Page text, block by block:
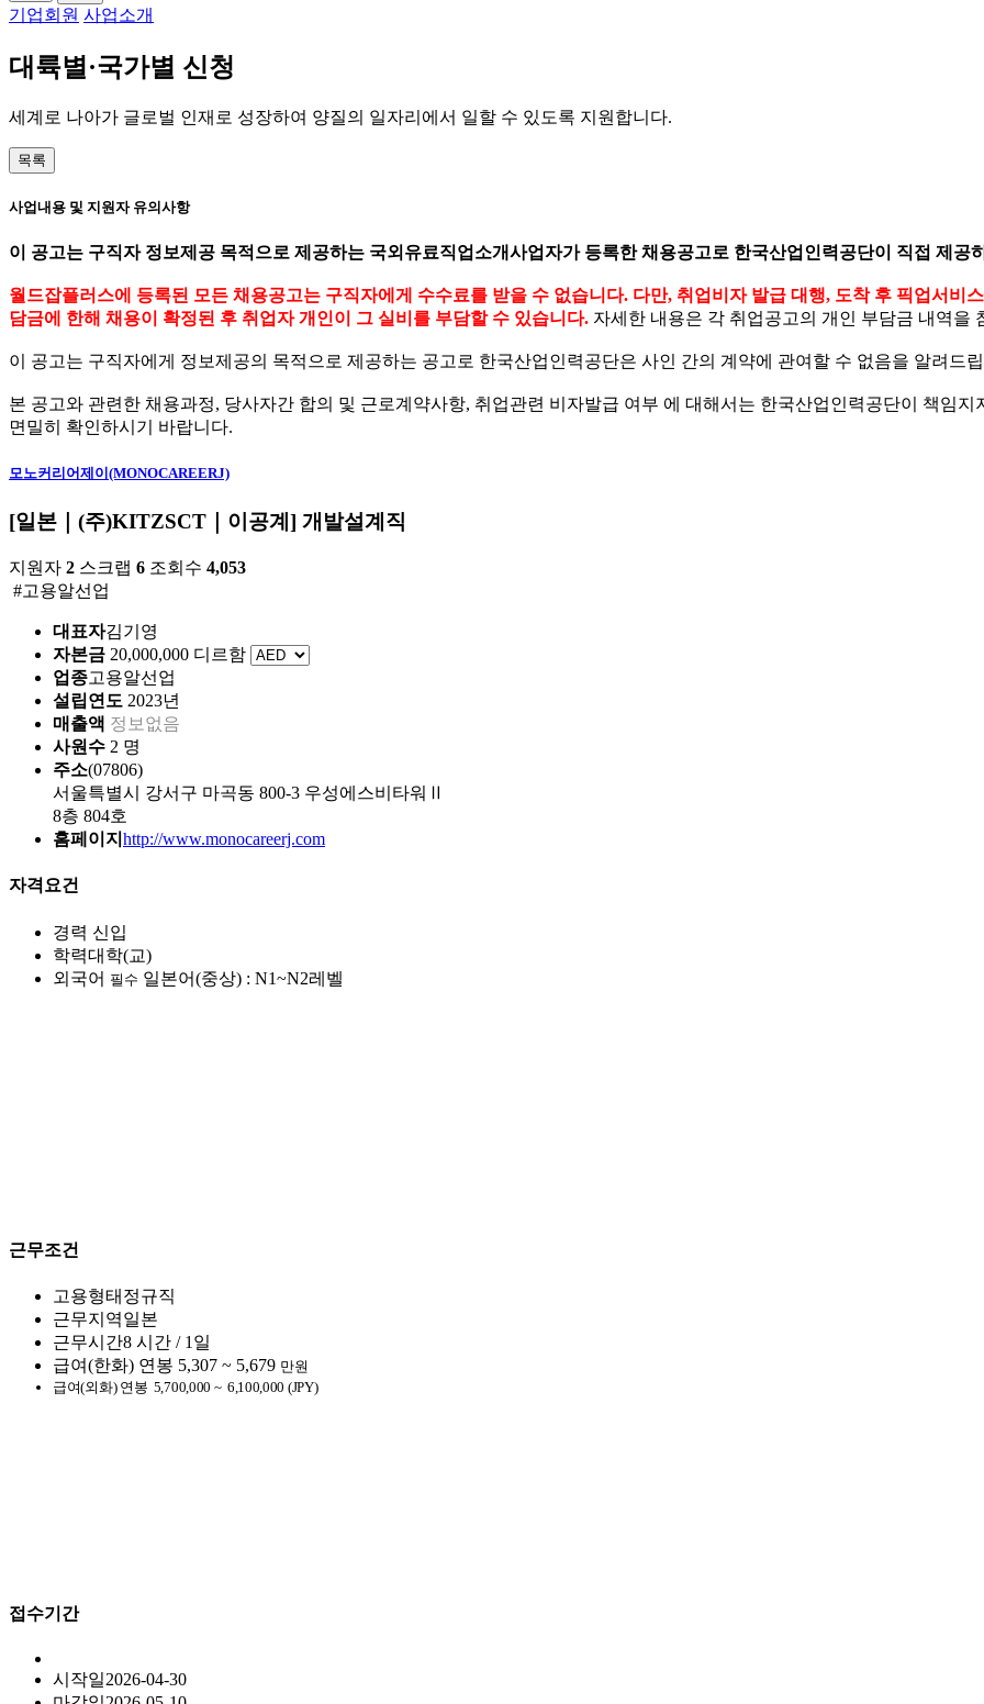
기업회원 사업소개
대륙별·국가별 신청
세계로 나아가 글로벌 인재로 성장하여 양질의 일자리에서 일할 수 있도록 지원합니다.
목록
사업내용 및 지원자 유의사항
이 공고는 구직자 정보제공 목적으로 제공하는 국외유료직업소개사업자가 등록한 채용공고로 한국산업인력공단이 직접 제공
월드잡플러스에 등록된 모든 채용공고는 구직자에게 수수료를 받을 수 없습니다. 다만, 취업비자 발급 대행, 도착 후 픽업서비
담금에 한해 채용이 확정된 후 취업자 개인이 그 실비를 부담할 수 있습니다. 자세한 내용은 각 취업공고의 개인 부담금 내역을
이 공고는 구직자에게 정보제공의 목적으로 제공하는 공고로 한국산업인력공단은 사인 간의 계약에 관여할 수 없음을 알려드
본 공고와 관련한 채용과정, 당사자간 합의 및 근로계약사항, 취업관련 비자발급 여부 에 대해서는 한국산업인력공단이 책임
면밀히 확인하시기 바랍니다.
모노커리어제이(MONOCAREERJ)
[일본｜(주)KITZSCT｜이공계] 개발설계직
지원자 2 스크랩 6 조회수 4,053
#고용알선업
대표자김기영
자본금 20,000,000 디르함
업종고용알선업
설립연도 2023년
매출액 정보없음
사원수 2 명
주소(07806)
서울특별시 강서구 마곡동 800-3 우성에스비타워Ⅱ
8층 804호
홈페이지 http://www.monocareerj.com
자격요건
경력 신입
학력대학(교)
외국어 필수 일본어(중상) : N1~N2레벨
근무조건
고용형태 정규직
근무지역일본
근무시간8 시간 / 1일
급여(한화) 연봉 5,307 ~ 5,679 만원
급여(외화) 연봉 5,700,000 ~ 6,100,000 (JPY)
접수기간
시작일2026-04-30